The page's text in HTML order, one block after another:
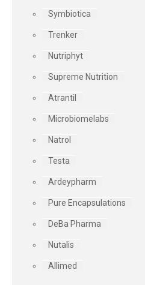
Symbiotica
Trenker
Nutriphyt
Supreme Nutrition
Atrantil
Microbiomelabs
Natrol
Testa
Ardeypharm
Pure Encapsulations
DeBa Pharma
Nutalis
Allimed